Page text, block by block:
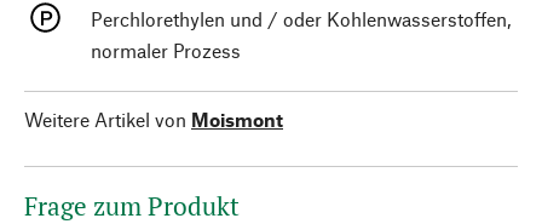
Perchlorethylen und / oder Kohlenwasserstoffen,
normaler Prozess
Weitere Artikel von Moismont
Frage zum Produkt